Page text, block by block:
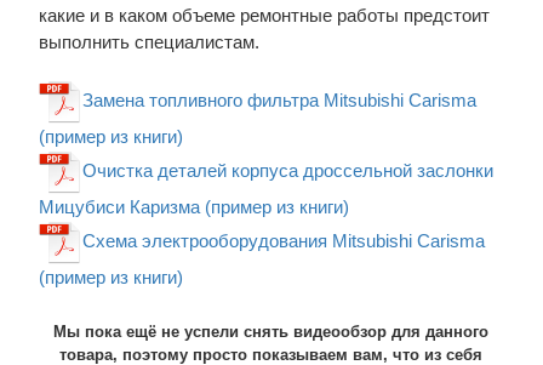
какие и в каком объеме ремонтные работы предстоит
выполнить специалистам.
Замена топливного фильтра Mitsubishi Carisma
(пример из книги)
Очистка деталей корпуса дроссельной заслонки
Мицубиси Каризма (пример из книги)
Схема электрооборудования Mitsubishi Carisma
(пример из книги)
Мы пока ещё не успели снять видеообзор для данного
товара, поэтому просто показываем вам, что из себя